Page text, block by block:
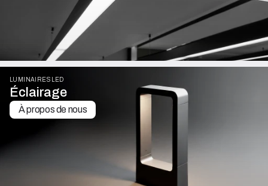
LUMINAIRES LED
Éclairage
À propos de nous